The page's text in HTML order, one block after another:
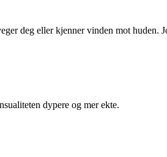
deg eller kjenner vinden mot huden.
dypere og mer ekte.